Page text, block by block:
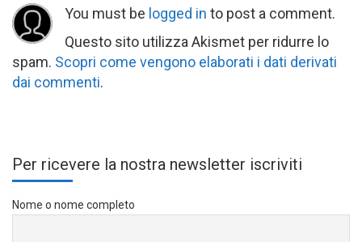
You must be logged in to post a comment.
Questo sito utilizza Akismet per ridurre lo
spam. Scopri come vengono elaborati i dati derivati
dai commenti.
Per ricevere la nostra newsletter iscriviti
Nome o nome completo